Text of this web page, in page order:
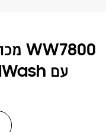
עם AddWash™ משקל 9 ק"ג